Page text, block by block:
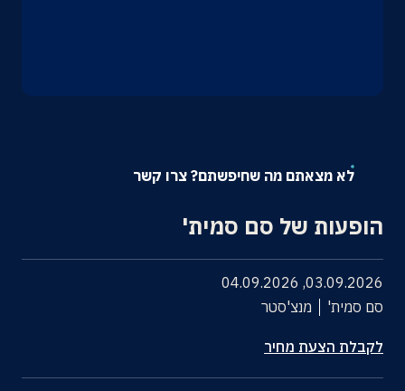
לא מצאתם מה שחיפשתם? צרו קשר
הופעות של סם סמית'
03.09.2026
,
04.09.2026
סם סמית'
מנצ'סטר
לקבלת הצעת מחיר